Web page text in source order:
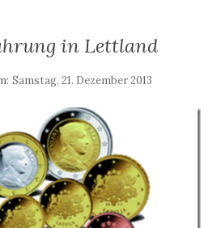
in Lettland
Samstag, 21. Dezember 2013